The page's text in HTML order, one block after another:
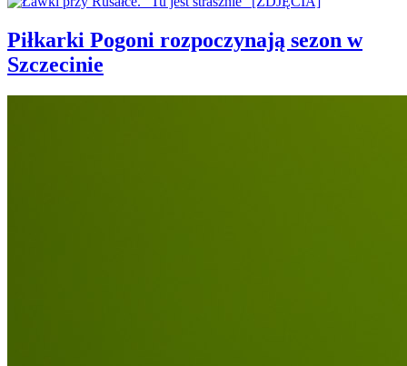
Piłkarki Pogoni rozpoczynają sezon w
Szczecinie